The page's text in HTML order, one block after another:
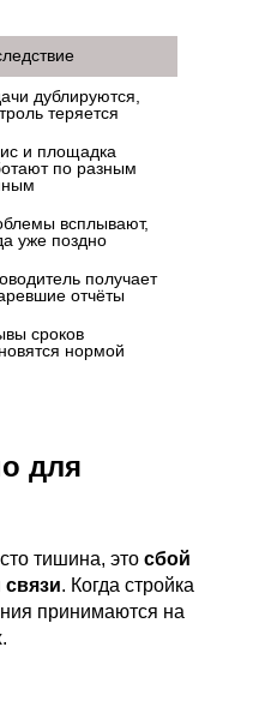
дублируются,
теряется
и площадка
по разным
всплывают,
уже поздно
получает
отчёты
сроков
нормой
для
тишина, это сбой
. Когда стройка
принимаются на